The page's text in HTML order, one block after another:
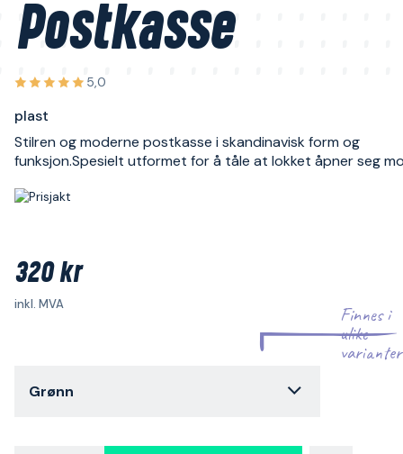
Postkasse
5,0
plast
Stilren og moderne postkasse i skandinavisk form og
funksjon.Spesielt utformet for å tåle at lokket åpner seg
320 kr
inkl. MVA
Finnes i
ulike
varianter
Grønn